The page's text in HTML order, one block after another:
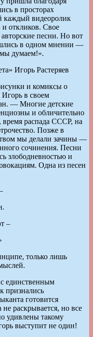
в просторах
каждый видеоролик
и откликов. Свое
авторские песни. Но вот
в одном мнении —
мы думаем!».
и комиксы о
в своем
— Многие детские
и обличительно
время распада СССР, на
Позже в
мы делали зачины —
сочинения. Песни
злободневностью и
Одна из песен
–
только лишь
единственным
признались
готовится
раскрывается, но все
удивлены такому
выступит не один!